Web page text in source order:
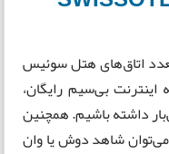
اتاق‌های هتل سوئیس
اینترنت بی‌سیم رایگان،
داشته باشیم. همچنین
شاهد دوش یا وان